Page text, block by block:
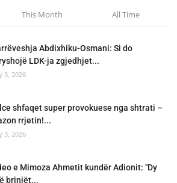
This Month All Time
Abdixhiku-Osmani: Si do
LDK-ja zgjedhjet...
3, 2026
shfaqet super provokuese nga shtrati –
rrjetin!...
3, 2026
e Mimoza Ahmetit kundër Adionit: "Dy
brinjët...